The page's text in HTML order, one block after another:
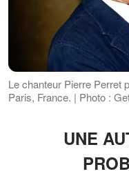
Le chanteur Pierre Perret
Paris, France. | Photo :
UNE